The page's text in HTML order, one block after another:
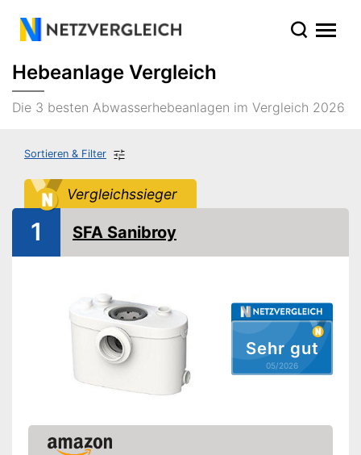
Hebeanlage Vergleich
Die 3 besten Abwasserhebeanlagen im Vergleich 2026
Sortieren & Filter
Vergleichssieger
Sehr gut
05/2026
1 SFA Sanibroy